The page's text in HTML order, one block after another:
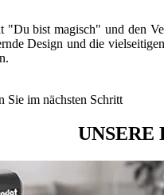
"Du bist magisch" und den
Design und die
Sie im nächsten Schritt
UNSERE